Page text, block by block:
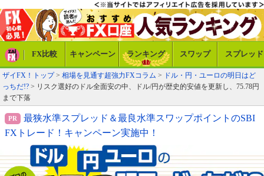
FX比較 キャンペーン ランキング スワップ スプレッド
ザイFX！トップ> 相場を見通す超強力FXコラム > ドル・円・ユーロの明日はど
っちだ!? > リスク選好のドル全面安の中、ドル/円が歴史的安値を更新し、75.78円
まで下落
最狭水準スプレッド＆最良水準スワップポイントのSBI
FXトレード！キャンペーン実施中！